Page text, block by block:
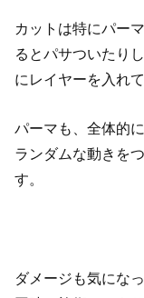
カットは特にパー
るとパサついたり
にレイヤーを入れ
パーマも、全体的
ランダムな動きを
す。
ダメージも気にな